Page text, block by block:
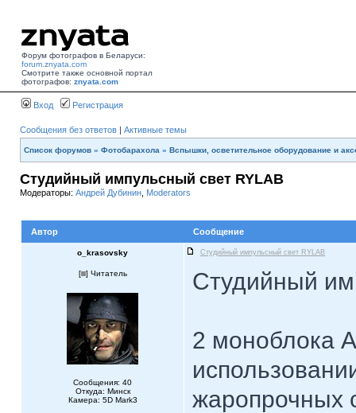
Форум фотографов в Беларуси:
forum.znyata.com
Смотрите также основной портал
фотографов: znyata.com
Вход Регистрация
Сообщения без ответов | Активные темы
Список форумов » Фотобарахола » Вспышки, осветительное оборудование и
Студийный импульсный свет RYLAB
Модераторы: Андрей Дубинин Moderators
Автор Сообщение
o_krasovsky Студийный импульсный свет RYLAB
[ ] Читатель
Сообщения: 40
Откуда: Минск
Камера: 5D Mark3
Студийный
2 моноблока
жаропрочных